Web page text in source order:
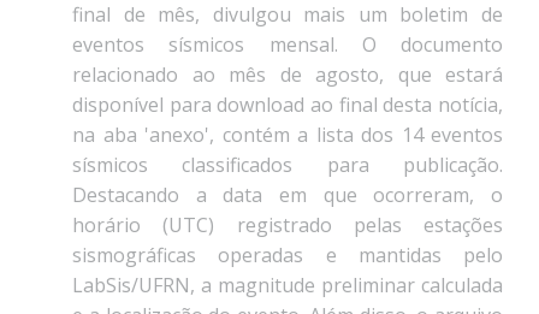
final de mês, divulgou mais um boletim de
eventos sísmicos mensal. O documento
relacionado ao mês de agosto, que estará
disponível para download ao final desta notícia,
na aba 'anexo', contém a lista dos 14 eventos
sísmicos classificados para publicação.
Destacando a data em que ocorreram, o
horário (UTC) registrado pelas estações
sismográficas operadas e mantidas pelo
LabSis/UFRN, a magnitude preliminar calculada